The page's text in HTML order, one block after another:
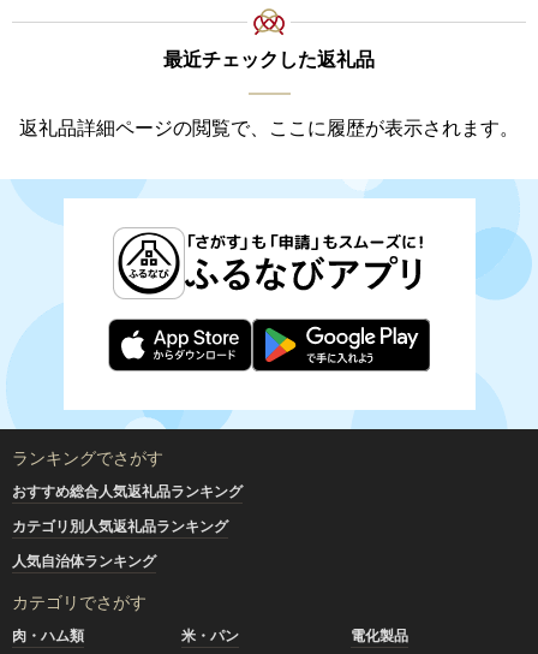
最近チェックした返礼品
返礼品詳細ページの閲覧で、ここに履歴が表示されます。
ランキングでさがす
おすすめ総合人気返礼品ランキング
カテゴリ別人気返礼品ランキング
人気自治体ランキング
カテゴリでさがす
肉・ハム類 米・パン
電化製品